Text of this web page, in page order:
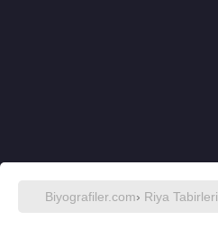
Biyografiler.com› Riya Tabirleri